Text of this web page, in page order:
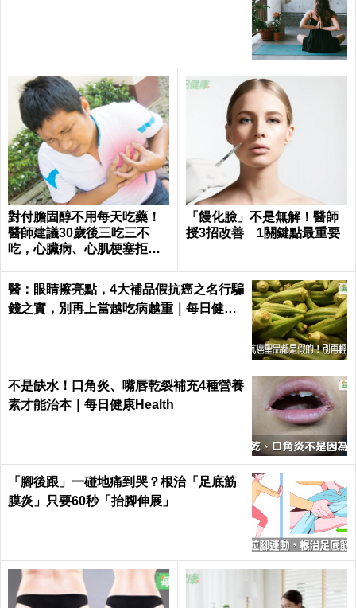
對付膽固醇不用每天吃藥！
醫師建議30歲後三吃三不
吃，心臟病、心肌梗塞拒門
「饅化臉」不是無解！醫師
授3招改善 1關鍵點最重要
醫：眼睛擦亮點，4大補品假抗癌之名行騙
錢之實，別再上當越吃病越重｜每日健康
不是缺水！口角炎、嘴唇乾裂補充4種營養
素才能治本｜每日健康Health
「腳後跟」一碰地痛到哭？根治「足底筋
膜炎」只要60秒「抬腳伸展」